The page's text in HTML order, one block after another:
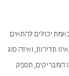
יכולים להתאים
תדירות, ואיזה סוג
המבריקים, תספק